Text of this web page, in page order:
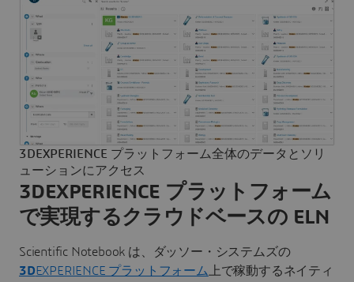
3DEXPERIENCE プラットフォーム
で実現するクラウドベースの ELN
Scientific Notebook は、ダッソー・システムズの
3DEXPERIENCE プラットフォーム
上で稼動するネイティ
3DEXPERIENCE プラットフォーム全体のデータとソリ
ューションにアクセス